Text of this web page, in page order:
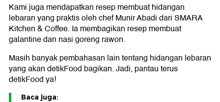
Kami juga mendapatkan resep membuat hidangan
lebaran yang praktis oleh chef Munir Abadi dari SMARA
Kitchen & Coffee. Ia membagikan resep membuat
galantine dan nasi goreng rawon.
Masih banyak pembahasan lain tentang hidangan lebaran
yang akan detikFood bagikan. Jadi, pantau terus
detikFood ya!
Baca juga: